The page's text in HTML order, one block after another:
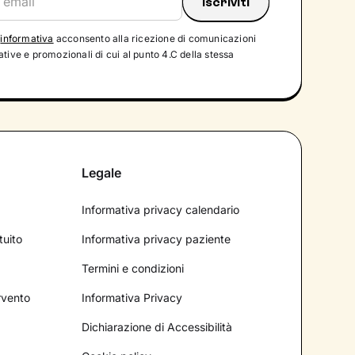
informativa acconsento alla ricezione di comunicazioni
e promozionali di cui al punto 4.C della stessa
Legale
Informativa privacy calendario
Informativa privacy paziente
Termini e condizioni
Informativa Privacy
Dichiarazione di Accessibilità